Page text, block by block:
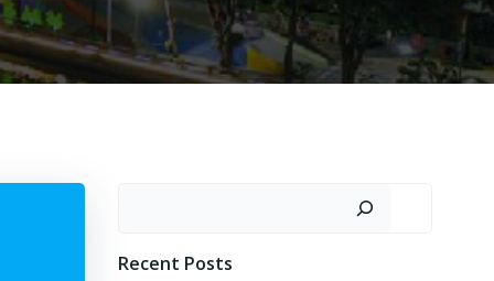
Recent Posts